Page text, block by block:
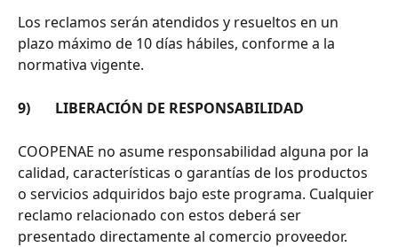
Los reclamos serán atendidos y resueltos en un
plazo máximo de 10 días hábiles, conforme a la
normativa vigente.
9)       LIBERACIÓN DE RESPONSABILIDAD
COOPENAE no asume responsabilidad alguna por la
calidad, características o garantías de los productos
o servicios adquiridos bajo este programa. Cualquier
reclamo relacionado con estos deberá ser
presentado directamente al comercio proveedor.